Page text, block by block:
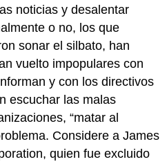
noticias y desalentar
o no, los que
sonar el silbato, han
vuelto impopulares con
y con los directivos
escuchar las malas
“matar al
Considere a James
quien fue excluido